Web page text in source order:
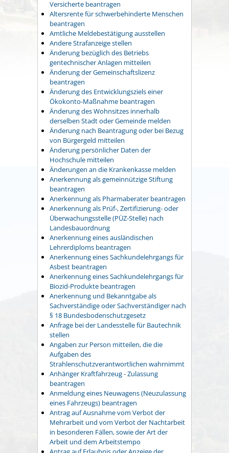
Versicherte beantragen
Altersrente für schwerbehinderte Menschen
beantragen
Amtliche Meldebestätigung ausstellen
Andere Strafanzeige stellen
Änderung bezüglich des Betriebs
gentechnischer Anlagen mitteilen
Änderung der Gemeinschaftslizenz
beantragen
Änderung des Entwicklungsziels einer
Ökokonto-Maßnahme beantragen
Änderung des Wohnsitzes innerhalb
derselben Stadt oder Gemeinde melden
Änderung nach Beantragung oder bei Bezug
von Bürgergeld mitteilen
Änderung persönlicher Daten der
Hochschule mitteilen
Änderungen an die Krankenkasse melden
Anerkennung als gemeinnützige Stiftung
beantragen
Anerkennung als Pharmaberater beantragen
Anerkennung als Prüf-, Zertifizierung- oder
Überwachungsstelle (PÜZ-Stelle) nach
Landesbauordnung
Anerkennung eines ausländischen
Lehrerdiploms beantragen
Anerkennung eines Sachkundelehrgangs für
Asbest beantragen
Anerkennung eines Sachkundelehrgangs für
Biozid-Produkte beantragen
Anerkennung und Bekanntgabe als
Sachverständige oder Sachverständiger nach
§ 18 Bundesbodenschutzgesetz
Anfrage bei der Landesstelle für Bautechnik
stellen
Angaben zur Person mitteilen, die die
Aufgaben des
Strahlenschutzverantwortlichen wahrnimmt
Anhänger Kraftfahrzeug - Zulassung
beantragen
Anmeldung eines Neuwagens (Neuzulassung
eines Fahrzeugs) beantragen
Antrag auf Ausnahme vom Verbot der
Mehrarbeit und vom Verbot der Nachtarbeit
in besonderen Fällen, sowie der Art der
Arbeit und dem Arbeitstempo